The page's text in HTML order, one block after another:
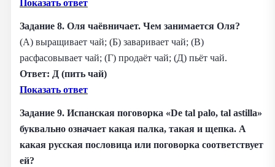
Показать ответ
Задание 8. Оля чаёвничает. Чем занимается Оля?
(А) выращивает чай; (Б) заваривает чай; (В)
расфасовывает чай; (Г) продаёт чай; (Д) пьёт чай.
Ответ: Д (пить чай)
Показать ответ
Задание 9. Испанская поговорка «De tal palo, tal astilla»
буквально означает какая палка, такая и щепка. А
какая русская пословица или поговорка соответствует
ей?